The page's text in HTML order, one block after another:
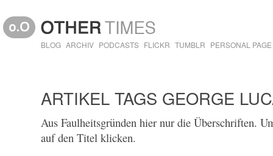
BLOG ARCHIV PODCASTS FLICKR TUMBLR PERSONAL PAGE
ARTIKEL TAGS GEORGE
Aus Faulheitsgründen hier nur die Überschriften.
auf den Titel klicken.